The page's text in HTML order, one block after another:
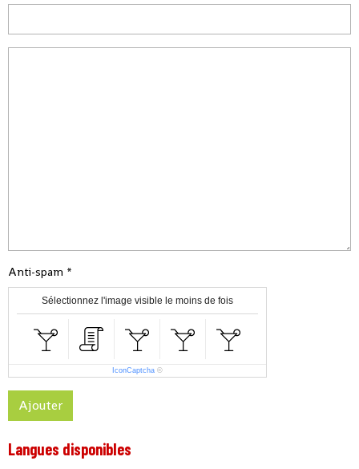
Anti-spam
Sélectionnez l'image visible le moins de fois
IconCaptcha ©
Ajouter
Langues disponibles